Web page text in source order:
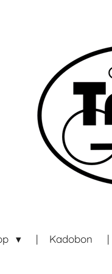
Kadobon